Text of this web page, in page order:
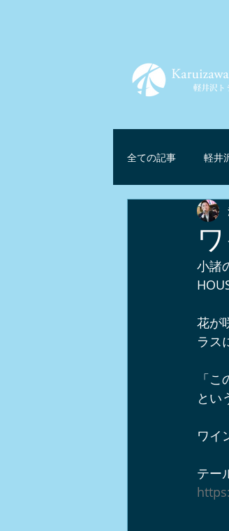
全ての記事 軽井
ツアー情報
軽井沢リゾート
軽井沢ショップ
軽井沢チームビ
軽井沢ワンコ
ノルディックウ
小諸
花が
ラス
「
とい
ワイ
テー